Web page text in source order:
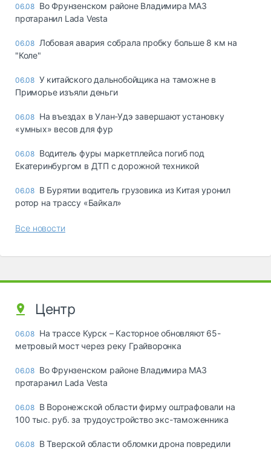
06.08 Во Фрунзенском районе Владимира МАЗ
протаранил Lada Vesta
06.08 Лобовая авария собрала пробку больше 8 км на
"Коле"
06.08 У китайского дальнобойщика на таможне в
Приморье изъяли деньги
06.08 Ha въeздax в Улaн-Удэ зaвepшaют ycтaнoвкy
«yмныx» вecoв для фyp
06.08 Водитель фуры маркетплейса погиб под
Екатеринбургом в ДТП с дорожной техникой
06.08 В Бурятии водитель грузовика из Китая уронил
ротор на трассу «Байкал»
Все новости
Центр
06.08 На трассе Курск – Касторное обновляют 65-
метровый мост через реку Грайворонка
06.08 Во Фрунзенском районе Владимира МАЗ
протаранил Lada Vesta
06.08 В Воронежской области фирму оштрафовали на
100 тыс. руб. за трудоустройство экс-таможенника
06.08 В Тверской области обломки дрона повредили